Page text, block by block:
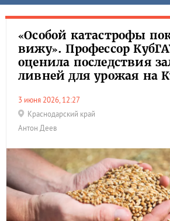
«Особой катастрофы
вижу». Профессор
оценила последствия
ливней для урожая на
3 июня 2026, 12:27
Краснодарский край
Антон Деев